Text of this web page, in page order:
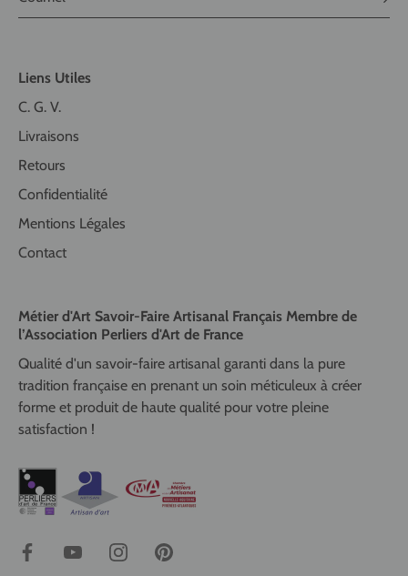
Liens Utiles
C. G. V.
Livraisons
Retours
Confidentialité
Mentions Légales
Contact
Métier d'Art Savoir-Faire Artisanal Français Membre de
l’Association Perliers d'Art de France
Qualité d'un savoir-faire artisanal garanti dans la pure
tradition française en prenant un soin méticuleux à créer
forme et produit de haute qualité pour votre pleine
satisfaction !